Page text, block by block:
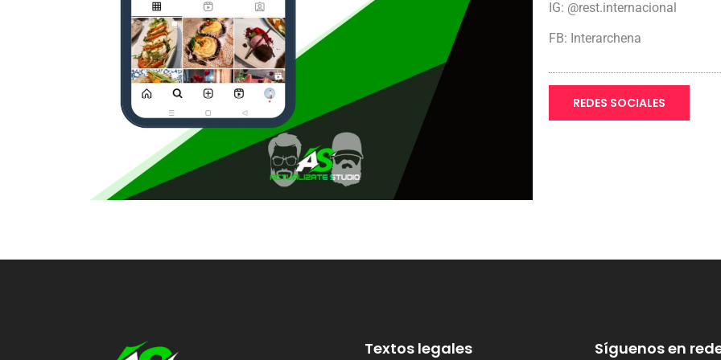
IG: @rest.internacional
FB: Interarchena
REDES SOCIALES
Textos legales Síguenos en